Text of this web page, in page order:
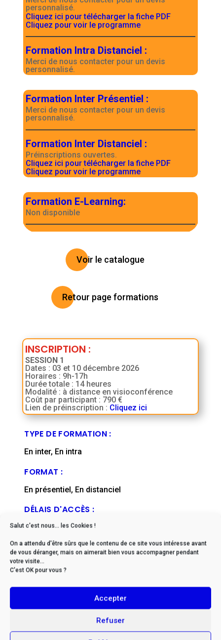
Salut c'est nous... les Cookies !
On a attendu d'être sûrs que le contenu de ce site vous intéresse avant
de vous déranger, mais on aimerait bien vous accompagner pendant
votre visite...
C'est OK pour vous ?
Accepter
Refuser
personnalisé.
Cliquez ici pour télécharger la fiche PDF
Cliquez pour voir le programme
Formation Intra Distanciel :
Merci de nous contacter pour un devis
personnalisé.
Formation Inter Présentiel :
Merci de nous contacter pour un devis
personnalisé.
Formation Inter Distanciel :
Préinscriptions ouvertes.
Cliquez ici pour télécharger la fiche PDF
Cliquez pour voir le programme
Formation E-Learning:
Non disponible
Voir le catalogue
Retour page formations
INSCRIPTION :
SESSION 1
Dates : 03 et 10 décembre 2026
Horaires : 9h-17h
Durée totale : 14 heures
Modalité : à distance en visioconférence
Coût par participant : 790 €
Lien de préinscription : Cliquez ici
TYPE DE FORMATION :
En inter, En intra
FORMAT :
En présentiel, En distanciel
DÉLAIS D'ACCÈS :
De 2 à 6 mois en moyenne (nous contacter)
FICHE MISE À JOUR EN :
décembre, 2025